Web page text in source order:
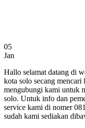
05
Jan
Hallo selamat datang di
kota solo secang mencari
mengubungi kami untuk
solo. Untuk info dan
service kami di nomer
sudah kami sediakan